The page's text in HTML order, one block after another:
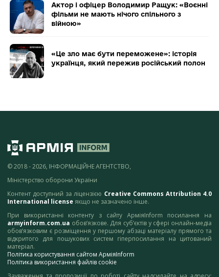
Актор і офіцер Володимир Ращук: «Воєнні
фільми не мають нічого спільного з
війною»
«Це зло має бути переможене»: історія
українця, який пережив російський полон
© 2018 - 2026, ІНФОРМАЦІЙНЕ АГЕНТСТВО,
Міністерство оборони України
Контент доступний за ліцензією Creative Commons Attribution 4.0
International license якщо не зазначено інше.
При використанні контенту з сайту АрміяInform посилання на
armyinform.com.ua обов’язкове. Для суб’єктів у сфері онлайн-медіа
обов’язковим є розміщення у першому абзаці матеріалу прямого та
відкритого для пошукових систем гіперпосилання на цитований
матеріал.
Політика користування сайтом АрміяInform
Політика використання файлів cookie